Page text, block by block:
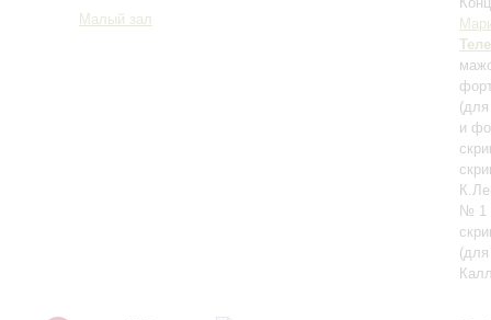
Малый зал
и
№ 1